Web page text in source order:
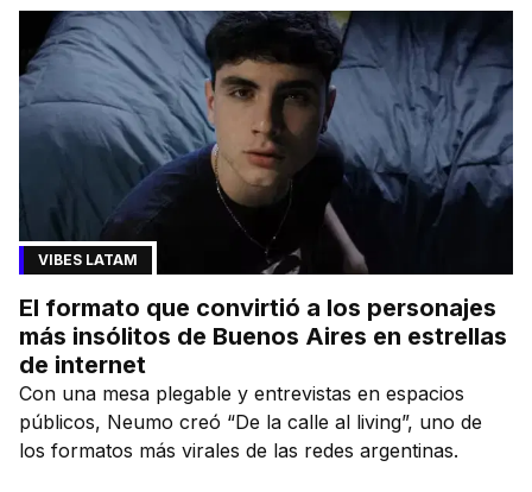
VIBES LATAM
El formato que convirtió a los personajes
más insólitos de Buenos Aires en estrellas
de internet
Con una mesa plegable y entrevistas en espacios
públicos, Neumo creó “De la calle al living”, uno de
los formatos más virales de las redes argentinas.